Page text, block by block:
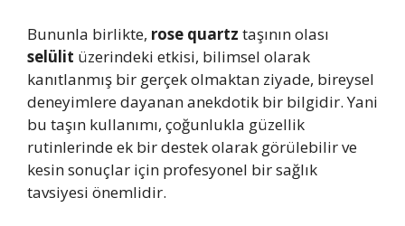
Bununla birlikte, rose quartz taşının olası
selülit üzerindeki etkisi, bilimsel olarak
kanıtlanmış bir gerçek olmaktan ziyade, bireysel
deneyimlere dayanan anekdotik bir bilgidir. Yani
bu taşın kullanımı, çoğunlukla güzellik
rutinlerinde ek bir destek olarak görülebilir ve
kesin sonuçlar için profesyonel bir sağlık
tavsiyesi önemlidir.